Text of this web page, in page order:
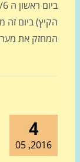
ביום
ביום זה מקובל
את מערכת